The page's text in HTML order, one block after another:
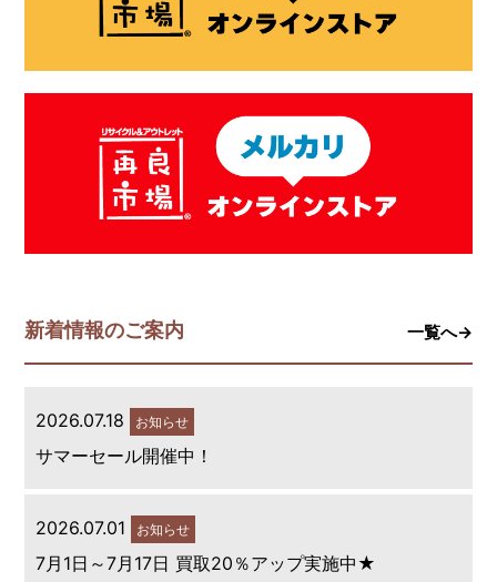
新着情報のご案内 一覧へ→
2026.07.18 お知らせ
サマーセール開催中！
2026.07.01 お知らせ
7月1日～7月17日 買取20％アップ実施中★